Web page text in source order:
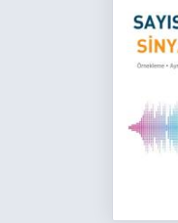
Anlaşmalı Yayınevleri